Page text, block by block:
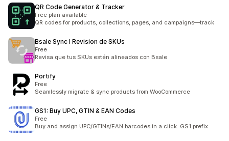
QR Code Generator & Tracker
Free plan available
QR codes for products, collections, pages, and campaigns—track
Bsale Sync I Revision de SKUs
Free
Revisa que tus SKUs estén alineados con Bsale
Portify
Free
Seamlessly migrate & sync products from WooCommerce
GS1: Buy UPC, GTIN & EAN Codes
Free
Buy and assign UPC/GTINs/EAN barcodes in a click. GS1 prefix